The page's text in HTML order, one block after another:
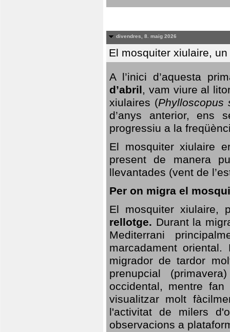
divendres, 8. maig 2026
El mosquiter xiulaire,
A l’inici d’aquesta
d’abril, vam viure al
xiulaires (Phylloscopus
d’anys anterior, ens
progressiu a la
El mosquiter xiulaire
present de manera
llevantades (vent de
Per on migra el
El mosquiter xiulaire,
rellotge. Durant la
Mediterrani
marcadament
migrador de tardor
prenupcial
occidental, mentre
visualitzar molt
l'activitat de milers
observacions a